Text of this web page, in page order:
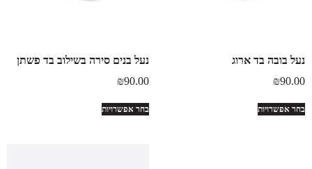
נעל בובה בד ארוג
₪90.00
בחר אפשרויות
נעל בנים סירה בשילוב בד פשתן
₪90.00
בחר אפשרויות